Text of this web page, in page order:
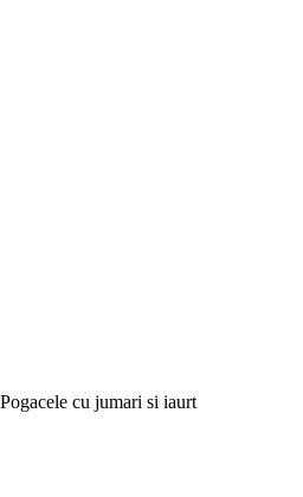
Pogacele cu jumari si iaurt